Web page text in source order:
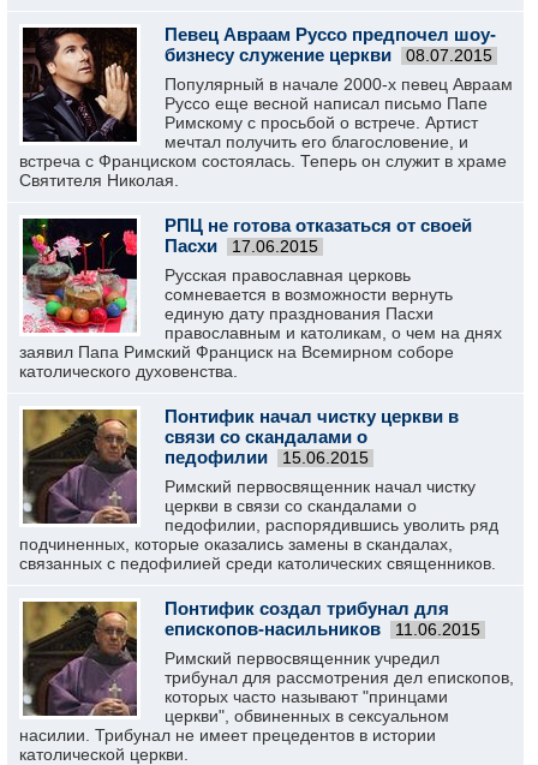
Певец Авраам Руссо предпочел шоу-
бизнесу служение церкви
08.07.2015
Популярный в начале 2000-х певец Авраам
Руссо еще весной написал письмо Папе
Римскому с просьбой о встрече. Артист
мечтал получить его благословение, и
встреча с Франциском состоялась. Теперь он служит в храме
Святителя Николая.
РПЦ не готова отказаться от своей
Пасхи
17.06.2015
Русская православная церковь
сомневается в возможности вернуть
единую дату празднования Пасхи
православным и католикам, о чем на днях
заявил Папа Римский Франциск на Всемирном соборе
католического духовенства.
Понтифик начал чистку церкви в
связи со скандалами о
педофилии
15.06.2015
Римский первосвященник начал чистку
церкви в связи со скандалами о
педофилии, распорядившись уволить ряд
подчиненных, которые оказались замены в скандалах,
связанных с педофилией среди католических священников.
Понтифик создал трибунал для
епископов-насильников
11.06.2015
Римский первосвященник учредил
трибунал для рассмотрения дел епископов,
которых часто называют "принцами
церкви", обвиненных в сексуальном
насилии. Трибунал не имеет прецедентов в истории
католической церкви.